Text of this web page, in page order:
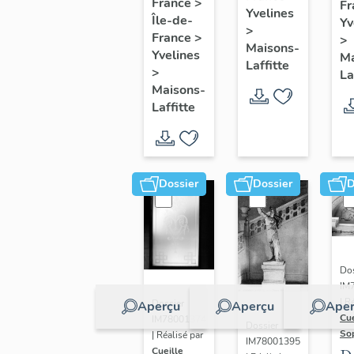
Île-de-
France >
Yvelines
>
Maisons-
Laffitte
marines
Yvelines
>
Maisons-
Laffitte
>
Dossier
Aperçu
Dossier
| Réalisé par
Cueille
Dossier
Aperçu
IM78001395
|